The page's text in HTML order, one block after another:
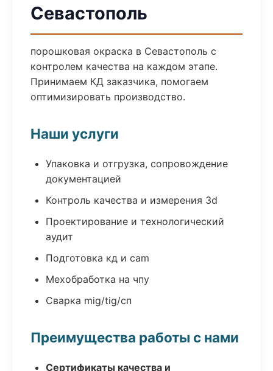
Севастополь
порошковая окраска в Севастополь с
контролем качества на каждом этапе.
Принимаем КД заказчика, помогаем
оптимизировать производство.
Наши услуги
Упаковка и отгрузка, сопровождение
документацией
Контроль качества и измерения 3d
Проектирование и технологический
аудит
Подготовка кд и cam
Мехобработка на чпу
Сварка mig/tig/сп
Преимущества работы с нами
Сертификаты качества и